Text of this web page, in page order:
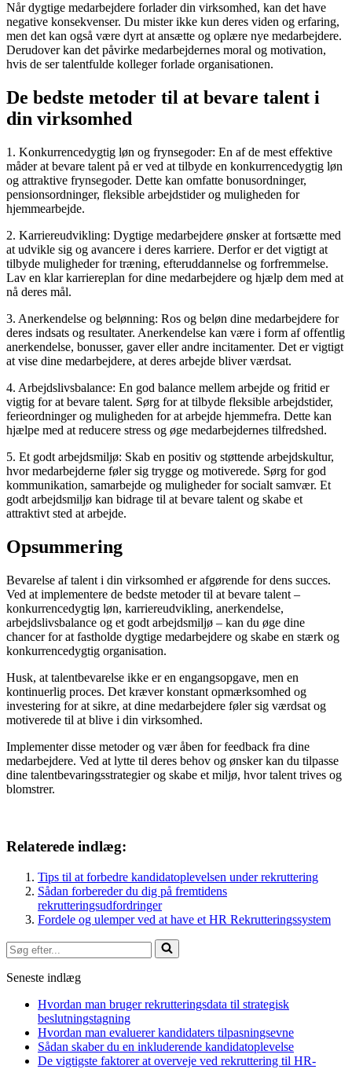
Når dygtige medarbejdere forlader din virksomhed, kan det have
negative konsekvenser. Du mister ikke kun deres viden og erfaring,
men det kan også være dyrt at ansætte og oplære nye medarbejdere.
Derudover kan det påvirke medarbejdernes moral og motivation,
hvis de ser talentfulde kolleger forlade organisationen.
De bedste metoder til at bevare talent i
din virksomhed
1. Konkurrencedygtig løn og frynsegoder: En af de mest effektive
måder at bevare talent på er ved at tilbyde en konkurrencedygtig løn
og attraktive frynsegoder. Dette kan omfatte bonusordninger,
pensionsordninger, fleksible arbejdstider og muligheden for
hjemmearbejde.
2. Karriereudvikling: Dygtige medarbejdere ønsker at fortsætte med
at udvikle sig og avancere i deres karriere. Derfor er det vigtigt at
tilbyde muligheder for træning, efteruddannelse og forfremmelse.
Lav en klar karriereplan for dine medarbejdere og hjælp dem med at
nå deres mål.
3. Anerkendelse og belønning: Ros og beløn dine medarbejdere for
deres indsats og resultater. Anerkendelse kan være i form af offentlig
anerkendelse, bonusser, gaver eller andre incitamenter. Det er vigtigt
at vise dine medarbejdere, at deres arbejde bliver værdsat.
4. Arbejdslivsbalance: En god balance mellem arbejde og fritid er
vigtig for at bevare talent. Sørg for at tilbyde fleksible arbejdstider,
ferieordninger og muligheden for at arbejde hjemmefra. Dette kan
hjælpe med at reducere stress og øge medarbejdernes tilfredshed.
5. Et godt arbejdsmiljø: Skab en positiv og støttende arbejdskultur,
hvor medarbejderne føler sig trygge og motiverede. Sørg for god
kommunikation, samarbejde og muligheder for socialt samvær. Et
godt arbejdsmiljø kan bidrage til at bevare talent og skabe et
attraktivt sted at arbejde.
Opsummering
Bevarelse af talent i din virksomhed er afgørende for dens succes.
Ved at implementere de bedste metoder til at bevare talent –
konkurrencedygtig løn, karriereudvikling, anerkendelse,
arbejdslivsbalance og et godt arbejdsmiljø – kan du øge dine
chancer for at fastholde dygtige medarbejdere og skabe en stærk og
konkurrencedygtig organisation.
Husk, at talentbevarelse ikke er en engangsopgave, men en
kontinuerlig proces. Det kræver konstant opmærksomhed og
investering for at sikre, at dine medarbejdere føler sig værdsat og
motiverede til at blive i din virksomhed.
Implementer disse metoder og vær åben for feedback fra dine
medarbejdere. Ved at lytte til deres behov og ønsker kan du tilpasse
dine talentbevaringsstrategier og skabe et miljø, hvor talent trives og
blomstrer.
Relaterede indlæg:
Tips til at forbedre kandidatoplevelsen under rekruttering
Sådan forbereder du dig på fremtidens
rekrutteringsudfordringer
Fordele og ulemper ved at have et HR Rekrutteringssystem
Søg
efter...
Seneste indlæg
Hvordan man bruger rekrutteringsdata til strategisk
beslutningstagning
Hvordan man evaluerer kandidaters tilpasningsevne
Sådan skaber du en inkluderende kandidatoplevelse
De vigtigste faktorer at overveje ved rekruttering til HR-